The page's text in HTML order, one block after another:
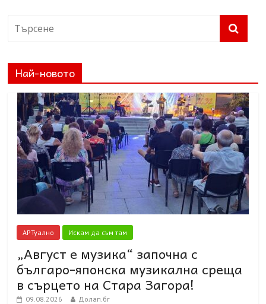
Най-новото
АРТуално Искам да съм там
„Август е музика“ започна с
българо-японска музикална среща
в сърцето на Стара Загора!
09.08.2026 Долап.бг